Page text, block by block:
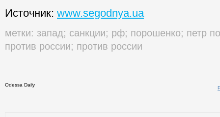
Источник: www.segodnya.ua
метки: запад; санкции; рф; порошенко; петр
против россии; против россии
Odessa Daily